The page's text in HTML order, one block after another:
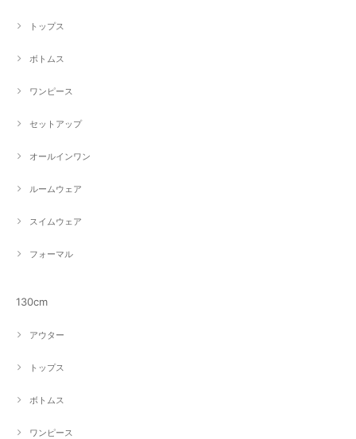
トップス
ボトムス
ワンピース
セットアップ
オールインワン
ルームウェア
スイムウェア
フォーマル
130cm
アウター
トップス
ボトムス
ワンピース